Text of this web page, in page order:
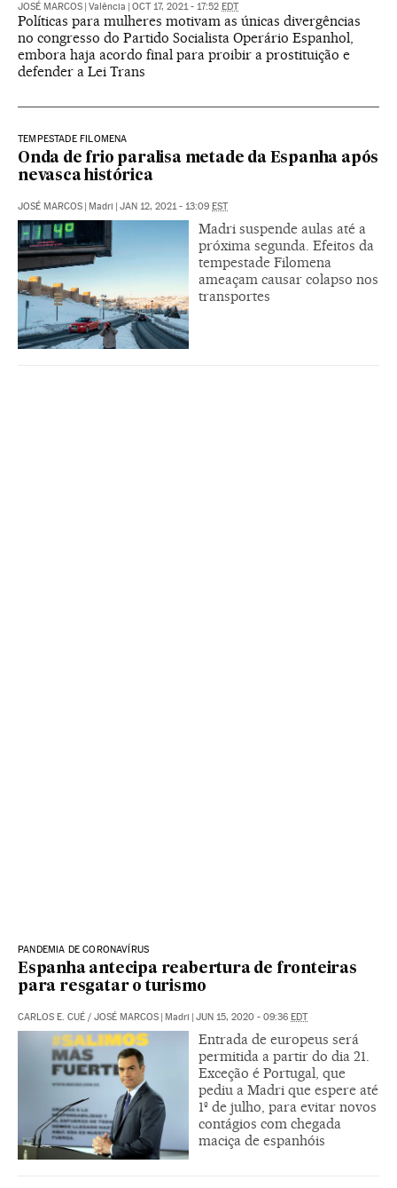
JOSÉ MARCOS Valência OCT 17, 2021 - 17:52 EDT
Políticas para mulheres motivam as únicas divergências
no congresso do Partido Socialista Operário Espanhol,
embora haja acordo final para proibir a prostituição e
defender a Lei Trans
TEMPESTADE FILOMENA
Onda de frio paralisa metade da Espanha após
nevasca histórica
JOSÉ MARCOS Madri JAN 12, 2021 - 13:09 EST
Madri suspende aulas até a
próxima segunda. Efeitos da
tempestade Filomena
ameaçam causar colapso nos
transportes
PANDEMIA DE CORONAVÍRUS
Espanha antecipa reabertura de fronteiras
para resgatar o turismo
CARLOS E. CUÉ / JOSÉ MARCOS Madri JUN 15, 2020 - 09:36 EDT
Entrada de europeus será
permitida a partir do dia 21.
Exceção é Portugal, que
pediu a Madri que espere até
1º de julho, para evitar novos
contágios com chegada
maciça de espanhóis